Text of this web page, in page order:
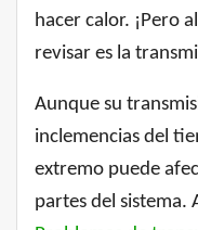
hacer calor. ¡Pero
revisar es la
Aunque su
inclemencias del
extremo puede
partes del sistema.